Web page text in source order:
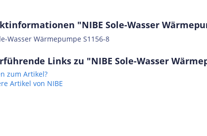
"NIBE Sole-Wasser
Wasser Wärmepumpe S1156-8
Links zu "NIBE Sole-Wasser
zum Artikel?
Artikel von NIBE